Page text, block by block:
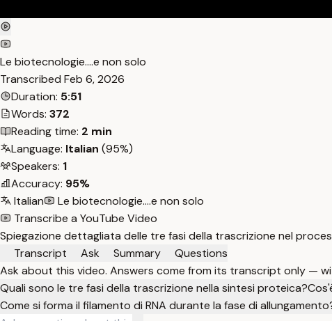
Le biotecnologie....e non solo
Transcribed Feb 6, 2026
Duration: 5:51
Words: 372
Reading time: 2 min
Language: Italian (95%)
Speakers: 1
Accuracy: 95%
Italian
Le biotecnologie....e non solo
Transcribe a YouTube Video
Spiegazione dettagliata delle tre fasi della trascrizione nel
Transcript
Ask Summary
Questions
Ask about this video. Answers come from its transcript only —
Quali sono le tre fasi della trascrizione nella sintesi proteica?
Come si forma il filamento di RNA durante la fase di